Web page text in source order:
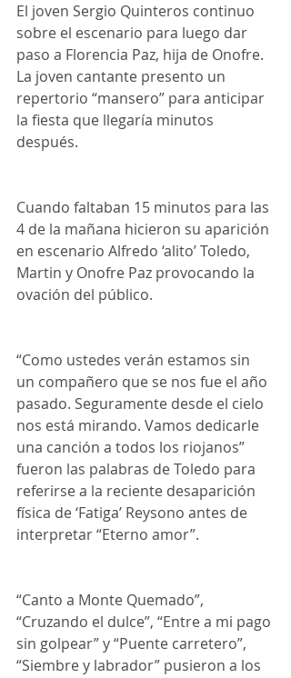
El joven Sergio Quinteros continuo
sobre el escenario para luego dar
paso a Florencia Paz, hija de Onofre.
La joven cantante presento un
repertorio “mansero” para anticipar
la fiesta que llegaría minutos
después.
Cuando faltaban 15 minutos para las
4 de la mañana hicieron su aparición
en escenario Alfredo ‘alito’ Toledo,
Martin y Onofre Paz provocando la
ovación del público.
“Como ustedes verán estamos sin
un compañero que se nos fue el año
pasado. Seguramente desde el cielo
nos está mirando. Vamos dedicarle
una canción a todos los riojanos”
fueron las palabras de Toledo para
referirse a la reciente desaparición
física de ‘Fatiga’ Reysono antes de
interpretar “Eterno amor”.
“Canto a Monte Quemado”,
“Cruzando el dulce”, “Entre a mi pago
sin golpear” y “Puente carretero”,
“Siembre y labrador” pusieron a los